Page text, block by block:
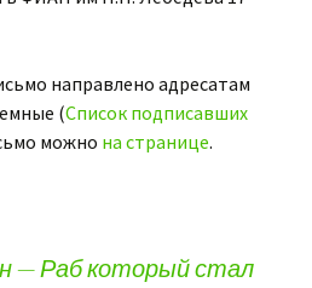
направлено адресатам
(Список подписавших
можно на странице.
— Раб который стал